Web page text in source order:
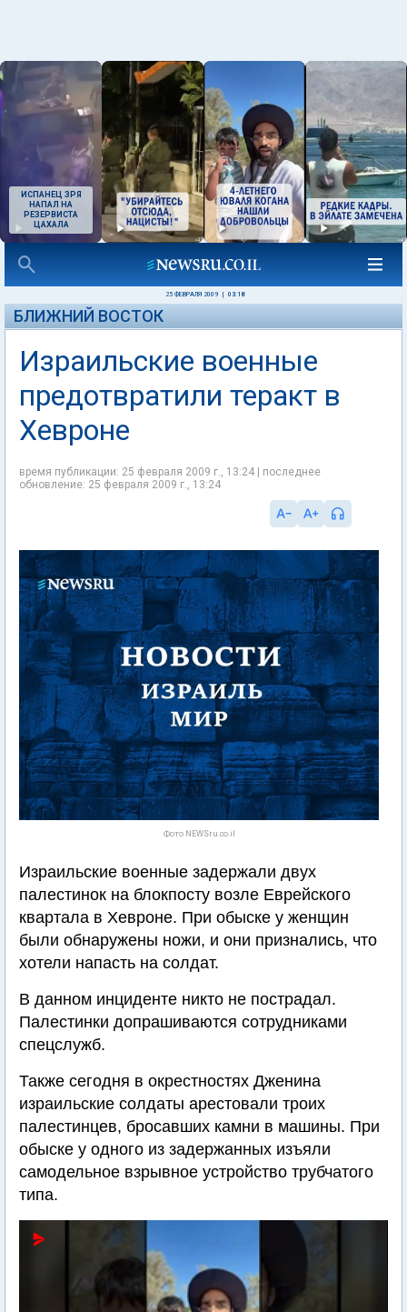
ИСПАНЕЦ ЗРЯ
НАПАЛ НА
РЕЗЕРВИСТА
ЦАХАЛА
25 ФЕВРАЛЯ 2009 03:18
БЛИЖНИЙ ВОСТОК
Израильские военные
предотвратили теракт в
Хевроне
время публикации: 25 февраля 2009 г., 13:24 | последнее
обновление: 25 февраля 2009 г., 13:24
Фото NEWSru.co.il
Израильские военные задержали двух
палестинок на блокпосту возле Еврейского
квартала в Хевроне. При обыске у женщин
были обнаружены ножи, и они признались, что
хотели напасть на солдат.
В данном инциденте никто не пострадал.
Палестинки допрашиваются сотрудниками
спецслужб.
Также сегодня в окрестностях Дженина
израильские солдаты арестовали троих
палестинцев, бросавших камни в машины. При
обыске у одного из задержанных изъяли
самодельное взрывное устройство трубчатого
типа.